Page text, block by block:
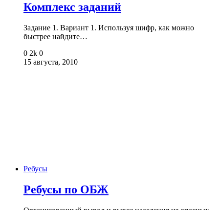
Комплекс заданий
Задание 1. Вариант 1. Используя шифр, как можно
быстрее найдите…
0 2k 0
15 августа, 2010
Ребусы
Ребусы по ОБЖ